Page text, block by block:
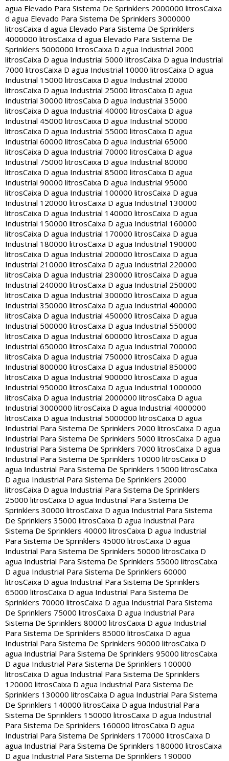
agua Elevado Para Sistema De Sprinklers 2000000 litrosCaixa
d agua Elevado Para Sistema De Sprinklers 3000000
litrosCaixa d agua Elevado Para Sistema De Sprinklers
4000000 litrosCaixa d agua Elevado Para Sistema De
Sprinklers 5000000 litrosCaixa D agua Industrial 2000
litrosCaixa D agua Industrial 5000 litrosCaixa D agua Industrial
7000 litrosCaixa D agua Industrial 10000 litrosCaixa D agua
Industrial 15000 litrosCaixa D agua Industrial 20000
litrosCaixa D agua Industrial 25000 litrosCaixa D agua
Industrial 30000 litrosCaixa D agua Industrial 35000
litrosCaixa D agua Industrial 40000 litrosCaixa D agua
Industrial 45000 litrosCaixa D agua Industrial 50000
litrosCaixa D agua Industrial 55000 litrosCaixa D agua
Industrial 60000 litrosCaixa D agua Industrial 65000
litrosCaixa D agua Industrial 70000 litrosCaixa D agua
Industrial 75000 litrosCaixa D agua Industrial 80000
litrosCaixa D agua Industrial 85000 litrosCaixa D agua
Industrial 90000 litrosCaixa D agua Industrial 95000
litrosCaixa D agua Industrial 100000 litrosCaixa D agua
Industrial 120000 litrosCaixa D agua Industrial 130000
litrosCaixa D agua Industrial 140000 litrosCaixa D agua
Industrial 150000 litrosCaixa D agua Industrial 160000
litrosCaixa D agua Industrial 170000 litrosCaixa D agua
Industrial 180000 litrosCaixa D agua Industrial 190000
litrosCaixa D agua Industrial 200000 litrosCaixa D agua
Industrial 210000 litrosCaixa D agua Industrial 220000
litrosCaixa D agua Industrial 230000 litrosCaixa D agua
Industrial 240000 litrosCaixa D agua Industrial 250000
litrosCaixa D agua Industrial 300000 litrosCaixa D agua
Industrial 350000 litrosCaixa D agua Industrial 400000
litrosCaixa D agua Industrial 450000 litrosCaixa D agua
Industrial 500000 litrosCaixa D agua Industrial 550000
litrosCaixa D agua Industrial 600000 litrosCaixa D agua
Industrial 650000 litrosCaixa D agua Industrial 700000
litrosCaixa D agua Industrial 750000 litrosCaixa D agua
Industrial 800000 litrosCaixa D agua Industrial 850000
litrosCaixa D agua Industrial 900000 litrosCaixa D agua
Industrial 950000 litrosCaixa D agua Industrial 1000000
litrosCaixa D agua Industrial 2000000 litrosCaixa D agua
Industrial 3000000 litrosCaixa D agua Industrial 4000000
litrosCaixa D agua Industrial 5000000 litrosCaixa D agua
Industrial Para Sistema De Sprinklers 2000 litrosCaixa D agua
Industrial Para Sistema De Sprinklers 5000 litrosCaixa D agua
Industrial Para Sistema De Sprinklers 7000 litrosCaixa D agua
Industrial Para Sistema De Sprinklers 10000 litrosCaixa D
agua Industrial Para Sistema De Sprinklers 15000 litrosCaixa
D agua Industrial Para Sistema De Sprinklers 20000
litrosCaixa D agua Industrial Para Sistema De Sprinklers
25000 litrosCaixa D agua Industrial Para Sistema De
Sprinklers 30000 litrosCaixa D agua Industrial Para Sistema
De Sprinklers 35000 litrosCaixa D agua Industrial Para
Sistema De Sprinklers 40000 litrosCaixa D agua Industrial
Para Sistema De Sprinklers 45000 litrosCaixa D agua
Industrial Para Sistema De Sprinklers 50000 litrosCaixa D
agua Industrial Para Sistema De Sprinklers 55000 litrosCaixa
D agua Industrial Para Sistema De Sprinklers 60000
litrosCaixa D agua Industrial Para Sistema De Sprinklers
65000 litrosCaixa D agua Industrial Para Sistema De
Sprinklers 70000 litrosCaixa D agua Industrial Para Sistema
De Sprinklers 75000 litrosCaixa D agua Industrial Para
Sistema De Sprinklers 80000 litrosCaixa D agua Industrial
Para Sistema De Sprinklers 85000 litrosCaixa D agua
Industrial Para Sistema De Sprinklers 90000 litrosCaixa D
agua Industrial Para Sistema De Sprinklers 95000 litrosCaixa
D agua Industrial Para Sistema De Sprinklers 100000
litrosCaixa D agua Industrial Para Sistema De Sprinklers
120000 litrosCaixa D agua Industrial Para Sistema De
Sprinklers 130000 litrosCaixa D agua Industrial Para Sistema
De Sprinklers 140000 litrosCaixa D agua Industrial Para
Sistema De Sprinklers 150000 litrosCaixa D agua Industrial
Para Sistema De Sprinklers 160000 litrosCaixa D agua
Industrial Para Sistema De Sprinklers 170000 litrosCaixa D
agua Industrial Para Sistema De Sprinklers 180000 litrosCaixa
D agua Industrial Para Sistema De Sprinklers 190000